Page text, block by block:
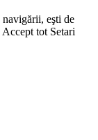
eşti de
Accept tot Setari